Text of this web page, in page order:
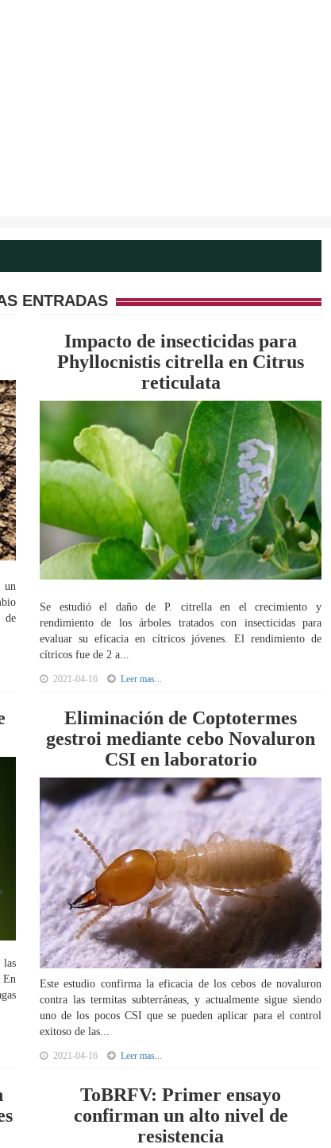
ENTRADAS
un
de
Impacto de insecticidas para
Phyllocnistis citrella en Citrus
reticulata
Se estudió el daño de P. citrella en el crecimiento y
rendimiento de los árboles tratados con insecticidas para
evaluar su eficacia en cítricos jóvenes. El rendimiento de
cítricos fue de 2 a...
2021-04-16 Leer mas...
las
Eliminación de Coptotermes
gestroi mediante cebo Novaluron
CSI en laboratorio
Este estudio confirma la eficacia de los cebos de novaluron
contra las termitas subterráneas, y actualmente sigue siendo
uno de los pocos CSI que se pueden aplicar para el control
exitoso de las...
2021-04-16 Leer mas...
ToBRFV: Primer ensayo
confirman un alto nivel de
resistencia